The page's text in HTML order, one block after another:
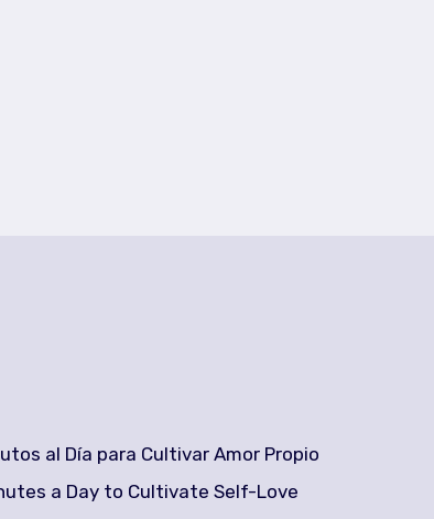
al Día para Cultivar Amor Propio
a Day to Cultivate Self-Love